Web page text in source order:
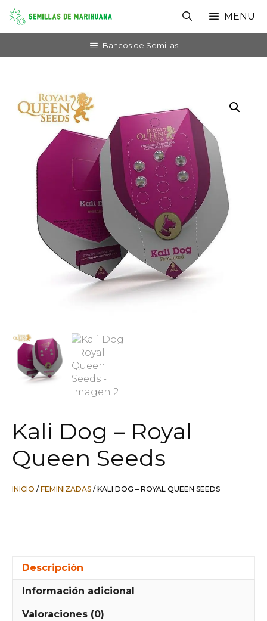
Saltar
contenido
MENU
Bancos de Semillas
Kali Dog – Royal
Queen Seeds
INICIO / FEMINIZADAS / KALI DOG – ROYAL QUEEN SEEDS
Descripción
Información adicional
Valoraciones (0)